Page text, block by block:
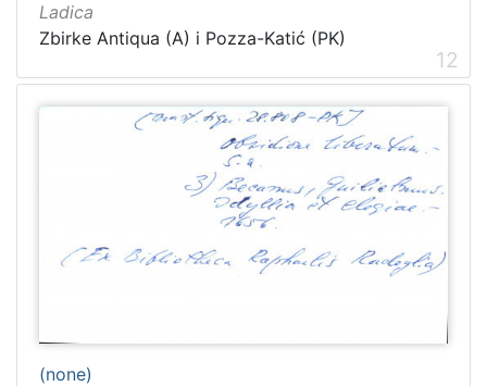
Ladica
Zbirke Antiqua (A) i Pozza-Katić (PK)
12
(none)